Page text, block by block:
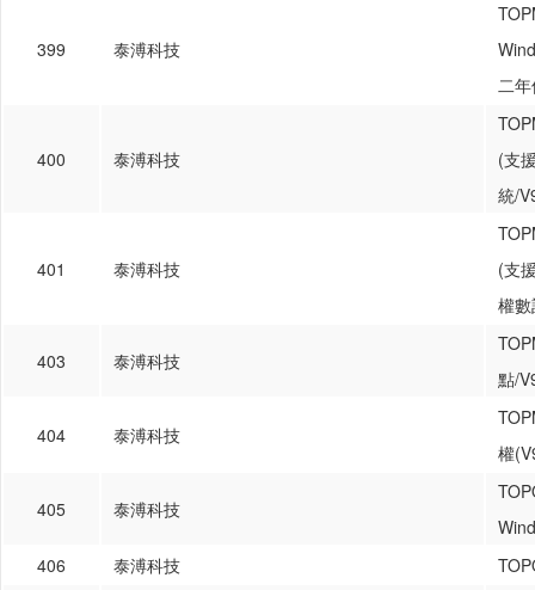
399 泰溥科技
二
400 泰溥科技
(支
統/
401 泰溥科技
(支
權
403 泰溥科技
點/
404 泰溥科技
權
405 泰溥科技
406
泰溥科技